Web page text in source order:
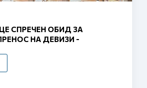
ЕВРА ГРАНТ ОД ЕУ СЕ
ПАМЕТНИ ГРАНИЦИ –